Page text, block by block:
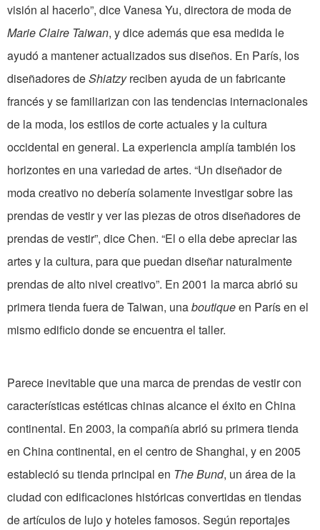
visión al hacerlo”, dice Vanesa Yu, directora de moda de
Marie Claire Taiwan, y dice además que esa medida le
ayudó a mantener actualizados sus diseños. En París, los
diseñadores deShiatzyreciben ayuda de un fabricante
francés y se familiarizan con las tendencias internacionales
de la moda, los estilos de corte actuales y la cultura
occidental en general. La experiencia amplía también los
horizontes en una variedad de artes. “Un diseñador de
moda creativo no debería solamente investigar sobre las
prendas de vestir y ver las piezas de otros diseñadores de
prendas de vestir”, dice Chen. “El o ella debe apreciar las
artes y la cultura, para que puedan diseñar naturalmente
prendas de alto nivel creativo”. En 2001 la marca abrió su
primera tienda fuera de Taiwan, unaboutiqueen París en el
mismo edificio donde se encuentra el taller.
Parece inevitable que una marca de prendas de vestir con
características estéticas chinas alcance el éxito en China
continental. En 2003, la compañía abrió su primera tienda
en China continental, en el centro de Shanghai, y en 2005
estableció su tienda principal en The Bund, un área de la
ciudad con edificaciones históricas convertidas en tiendas
de artículos de lujo y hoteles famosos. Según reportajes